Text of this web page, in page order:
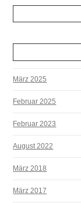
März 2025
Februar 2025
Februar 2023
August 2022
März 2018
März 2017